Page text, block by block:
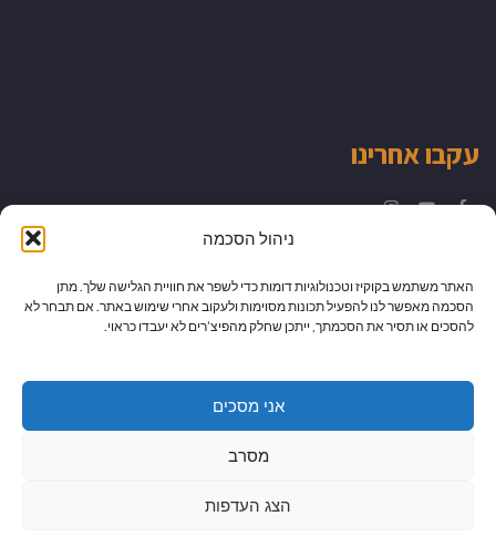
ניהול הסכמה
האתר משתמש בקוקיז וטכנולוגיות דומות כדי לשפר את חוויית הגלישה שלך. מתן
הסכמה מאפשר לנו להפעיל תכונות מסוימות ולעקוב אחרי שימוש באתר. אם תבחר לא
להסכים או תסיר את הסכמתך, ייתכן שחלק מהפיצ’רים לא יעבדו כראוי.
אני מסכים
מסרב
הצג העדפות
עקבו אחרינו